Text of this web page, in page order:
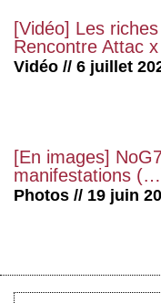
[Vidéo] Les
Rencontre Attac
Vidéo // 6 juillet
[En images]
manifestations
Photos // 19 juin